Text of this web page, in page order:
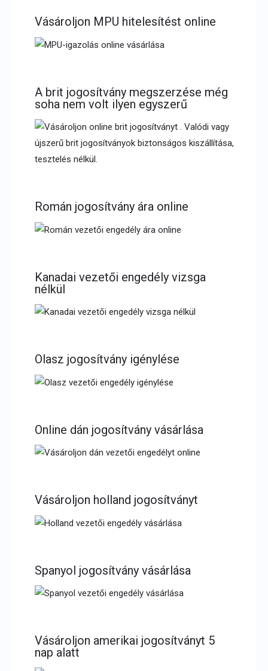
Vásároljon MPU hitelesítést online
A brit jogosítvány megszerzése még
soha nem volt ilyen egyszerű
Román jogosítvány ára online
Kanadai vezetői engedély vizsga
nélkül
Olasz jogosítvány igénylése
Online dán jogosítvány vásárlása
Vásároljon holland jogosítványt
Spanyol jogosítvány vásárlása
Vásároljon amerikai jogosítványt 5
nap alatt